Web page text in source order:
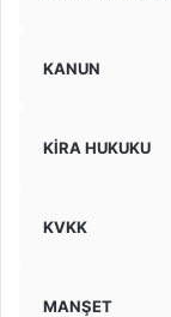
KANUN
KİRA HUKUKU
KVKK
MANŞET